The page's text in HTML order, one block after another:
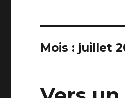
Mois : juillet